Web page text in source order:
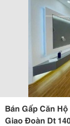
Bán Gấp Căn
Giao Đoàn Dt